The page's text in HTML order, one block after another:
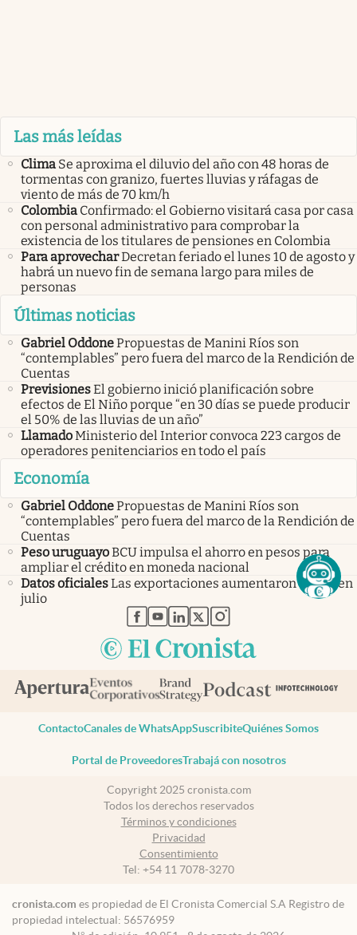
Las más leídas
Clima Se aproxima el diluvio del año con 48 horas de
tormentas con granizo, fuertes lluvias y ráfagas de
viento de más de 70 km/h
Colombia Confirmado: el Gobierno visitará casa por casa
con personal administrativo para comprobar la
existencia de los titulares de pensiones en Colombia
Para aprovecharDecretan feriado el lunes 10 de agosto y
habrá un nuevo fin de semana largo para miles de
personas
Últimas noticias
Gabriel OddonePropuestas de Manini Ríos son
“contemplables” pero fuera del marco de la Rendición de
Cuentas
PrevisionesEl gobierno inició planificación sobre
efectos de El Niño porque “en 30 días se puede producir
el 50% de las lluvias de un año”
LlamadoMinisterio del Interior convoca 223 cargos de
operadores penitenciarios en todo el país
Economía
Gabriel OddonePropuestas de Manini Ríos son
“contemplables” pero fuera del marco de la Rendición de
Cuentas
Peso uruguayoBCU impulsa el ahorro en pesos para
ampliar el crédito en moneda nacional
Datos oficialesLas exportaciones aumentaron un 4% en
julio
abre en nueva pestaña
abre en nueva pestaña
abre en nueva pestaña
abre en nueva pestaña
abre en nueva pestaña
ContactoCanales de WhatsAppSuscribiteQuiénes Somos
Portal de ProveedoresTrabajá con nosotros
Copyright 2025 cronista.com
Todos los derechos reservados
Términos y condiciones
Privacidad
Consentimiento
Tel: +54 11 7078-3270
cronista.com es propiedad de El Cronista Comercial S.A Registro de
propiedad intelectual: 56576959